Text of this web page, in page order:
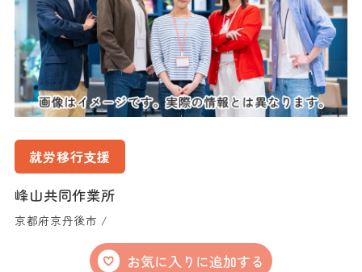
就労移行支援
峰山共同作業所
京都府京丹後市 /
お気に入りに追加する